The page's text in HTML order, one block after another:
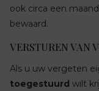
ook circa een
bewaard.
VERSTUREN VAN
Als u uw vergeten
toegestuurd wilt